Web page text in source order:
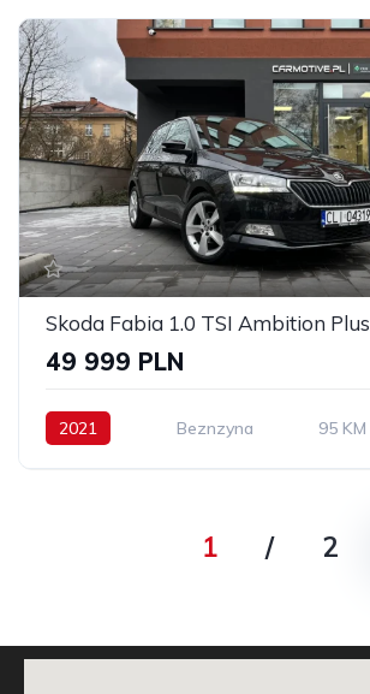
Skoda Fabia 1.0 TSI Ambition Plus
49 999 PLN
2021 Beznzyna 95 KM
1 / 2